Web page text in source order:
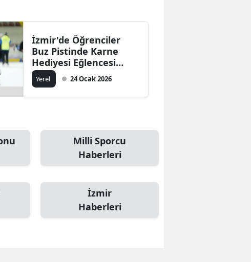
İzmir'de Öğrenciler
Buz Pistinde Karne
Hediyesi Eğlencesi
Yaşadı
Yerel 24 Ocak 2026
Milli Sporcu
Haberleri
İzmir
Haberleri